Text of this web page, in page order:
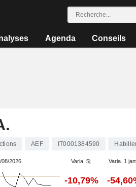
Agenda Conseils
AEF IT0001384590
08/2026 Varia. 5j. Varia. 1
-10,79% -